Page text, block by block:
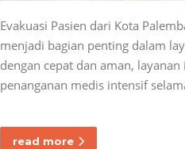
Evakuasi Pasien dari Kota
menjadi bagian penting dalam
dengan cepat dan aman,
penanganan medis intensif
read more